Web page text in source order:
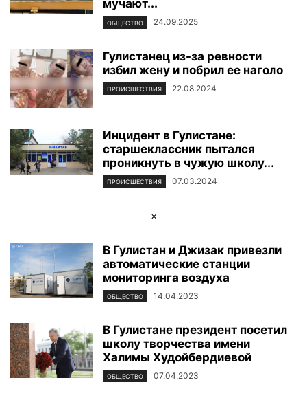
мучают...
ОБЩЕСТВО 24.09.2025
Гулистанец из-за ревности
избил жену и побрил ее наголо
ПРОИСШЕСТВИЯ 22.08.2024
Инцидент в Гулистане:
старшеклассник пытался
проникнуть в чужую школу...
ПРОИСШЕСТВИЯ 07.03.2024
×
В Гулистан и Джизак привезли
автоматические станции
мониторинга воздуха
ОБЩЕСТВО 14.04.2023
В Гулистане президент посетил
школу творчества имени
Халимы Худойбердиевой
ОБЩЕСТВО 07.04.2023